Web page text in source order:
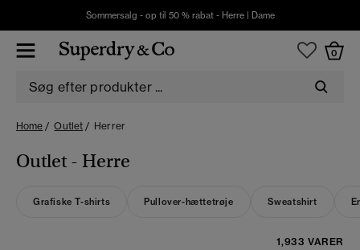
Sommersalg - op til 50 % rabat - Herre| Dame
0
Home Outlet Herrer
Outlet - Herre
Grafiske T-shirts Pullover-hættetrøje Sweatshirt
1,933 VARER